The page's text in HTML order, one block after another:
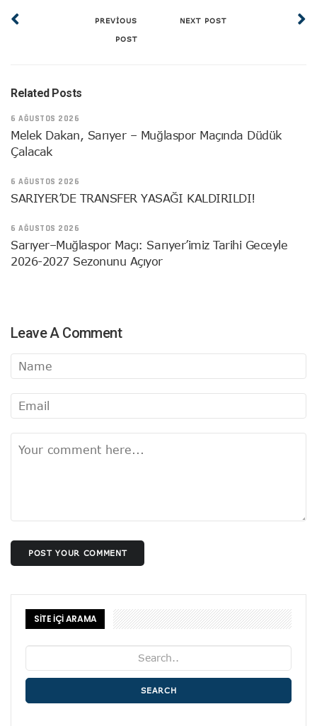
PREVIOUS
POST
NEXT POST
Related Posts
6 AĞUSTOS 2026
Melek Dakan, Sarıyer – Muğlaspor Maçında Düdük
Çalacak
6 AĞUSTOS 2026
SARIYER’DE TRANSFER YASAĞI KALDIRILDI!
6 AĞUSTOS 2026
Sarıyer–Muğlaspor Maçı: Sarıyer’imiz Tarihi Geceyle
2026-2027 Sezonunu Açıyor
Leave A Comment
POST YOUR COMMENT
SİTE İÇİ ARAMA
SEARCH